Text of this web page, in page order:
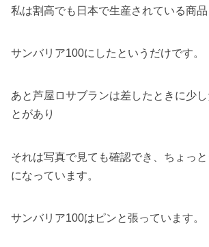
私は割高でも日本で生産されている商
サンバリア100にしたというだけです。
あと芦屋ロサブランは差したときに少
とがあり
それは写真で見ても確認でき、ちょっ
になっています。
サンバリア100はピンと張っています。